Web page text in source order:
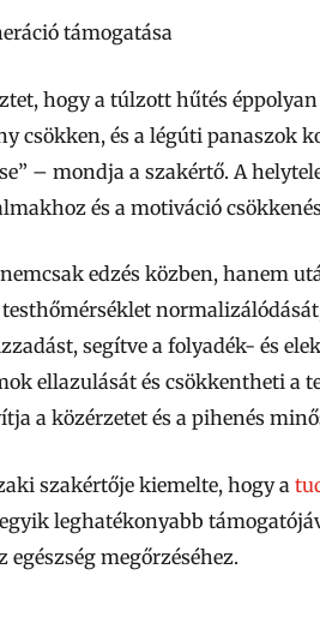
támogatása
hogy a túlzott hűtés
csökken, és a légúti panaszok
– mondja a szakértő. A
és a motiváció
edzés közben, hanem
segítve a folyadék- és
ellazulását és csökkentheti a
a közérzetet és a pihenés
szakértője kiemelte, hogy a
leghatékonyabb
egészség megőrzéséhez.